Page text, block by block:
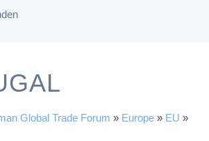
Global Trade Forum » Europe » EU »